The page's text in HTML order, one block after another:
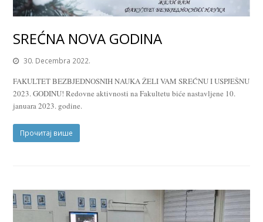
SREĆNA NOVA GODINA
30. Decembra 2022.
FAKULTET BEZBJEDNOSNIH NAUKA ŽELI VAM SREĆNU I USPJEŠNU
2023. GODINU! Redovne aktivnosti na Fakultetu biće nastavljene 10.
januara 2023. godine.
Прочитај више